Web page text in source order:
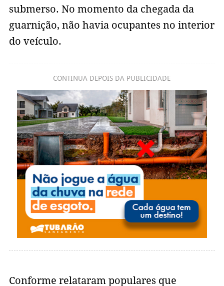
submerso. No momento da chegada da
guarnição, não havia ocupantes no interior
do veículo.
CONTINUA DEPOIS DA PUBLICIDADE
Conforme relataram populares que